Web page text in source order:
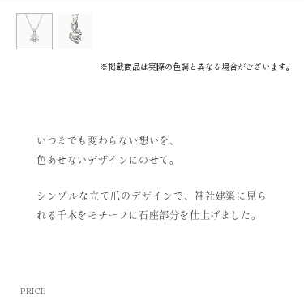
いつまでも変わらない想いを、
色あせないデザインにのせて。
シンプルな立て爪のデザインで、神社建築に見ら
れる千木をモチーフに石座部分を仕上げました。
PRICE